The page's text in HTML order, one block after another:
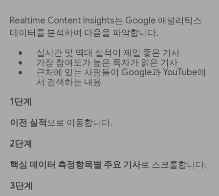
Realtime Content Insights는 Google 애널리틱스
데이터를 분석하여 다음을 파악합니다.
실시간 및 역대 실적이 제일 좋은 기사
가장 참여도가 높은 독자가 읽은 기사
근처에 있는 사람들이 Google과 YouTube에
서 검색하는 내용
1단계
이전 실적 으로 이동합니다.
2단계
핵심 데이터 측정항목별 주요 기사로 스크롤합니다.
3단계